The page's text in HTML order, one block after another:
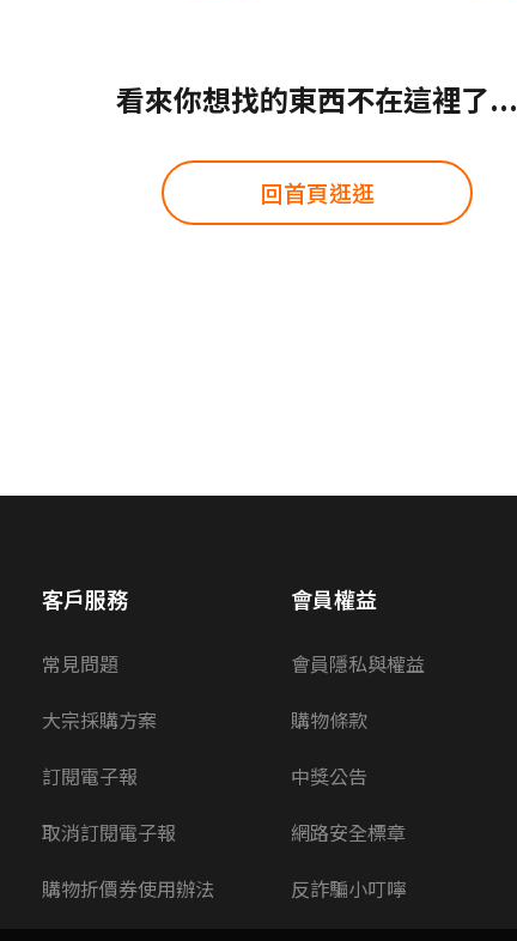
看來你想找的東西不在這裡了...
回首頁逛逛
客戶服務
常見問題
大宗採購方案
訂閱電子報
取消訂閱電子報
購物折價券使用辦法
會員權益
會員隱私與權益
購物條款
中獎公告
網路安全標章
反詐騙小叮嚀